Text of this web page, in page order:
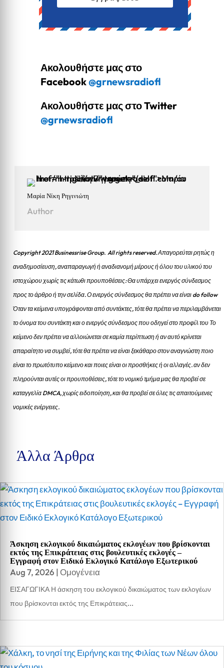
Ακολουθήστε μας στο
Facebook@grnewsradiofl
Ακολουθήστε μας στο Twitter
@grnewsradiofl
Μαρία Νίκη Ρηγινιώτη
Author
Copyright 2021 Businessrise Group. All rights reserved. Απαγορεύται ρητώς η
αναδημοσίευση, αναπαραγωγή ή αναδιανομή μέρους ή όλου του υλικού του
ιστοχώρου χωρίς τις κάτωθι προυποθέσεις: Θα υπάρχει ενεργός σύνδεσμος
προς το άρθρο ή την σελίδα.Ο ενεργός σύνδεσμος θα πρέπει να είναι do follow
Όταν τα κείμενα υπογράφονται από συντάκτες, τότε θα πρέπει να περιλαμβάνεται
το όνομα του συντάκτη και ο ενεργός σύνδεσμος που οδηγεί στο προφίλ του Το
κείμενο δεν πρέπει να αλλοιώνεται σε καμία περίπτωση ή αν αυτό κρίνεται
απαραίτητο να συμβεί, τότε θα πρέπει να είναι ξεκάθαρο στον αναγνώστη ποιο
είναι το πρωτότυπο κείμενο και ποιες είναι οι προσθήκες ή οι αλλαγές. αν δεν
πληρούνται αυτές οι προυποθέσεις, τότε το νομικό τμήμα μας θα προβεί σε
καταγγελία DMCA, χωρίς ειδοποίηση, και θα προβεί σε όλες τις απαιτούμενες
νομικές ενέργειες.
Άλλα Άρθρα
Άσκηση εκλογικού δικαιώματος εκλογέων που βρίσκονται
εκτός της Επικράτειας στις βουλευτικές εκλογές –
Εγγραφή στον Ειδικό Εκλογικό Κατάλογο Εξωτερικού
Aug 7, 2026 |Ομογένεια
ΕΙΣΑΓΩΓΙΚΑ Η άσκηση του εκλογικού δικαιώματος των εκλογέων
που βρίσκονται εκτός της Επικράτειας...